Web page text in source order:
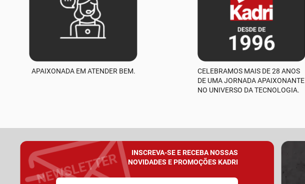
APAIXONADA EM ATENDER BEM.
CELEBRAMOS MAIS DE 28 ANOS
DE UMA JORNADA APAIXONANTE
NO UNIVERSO DA TECNOLOGIA.
INSCREVA-SE E RECEBA NOSSAS
NOVIDADES E PROMOÇÕES KADRI